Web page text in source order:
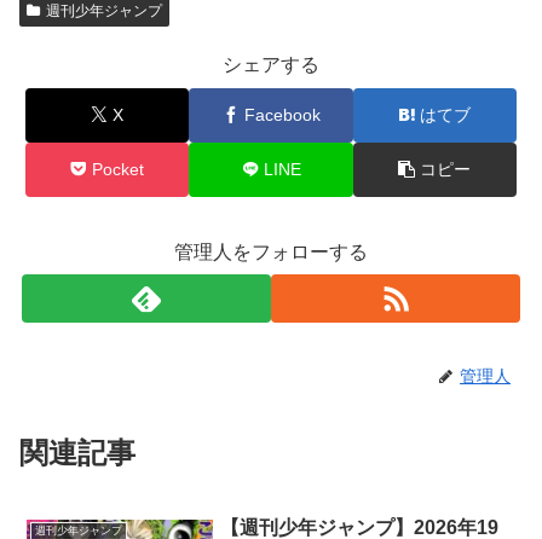
週刊少年ジャンプ
シェアする
X Facebook はてブ
Pocket LINE コピー
管理人をフォローする
管理人
関連記事
週刊少年ジャンプ
【週刊少年ジャンプ】2026年19